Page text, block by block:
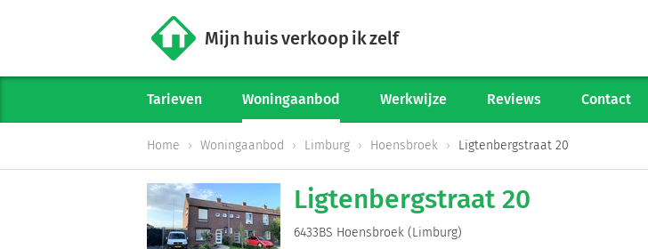
Woningaanbod
Werkwijze
Mijn huis verkoop ik zelf
Tarieven Woningaanbod Werkwijze Reviews Contact
Home Woningaanbod Limburg Hoensbroek Ligtenbergstraat 20
Ligtenbergstraat 20
6433BS Hoensbroek (Limburg)